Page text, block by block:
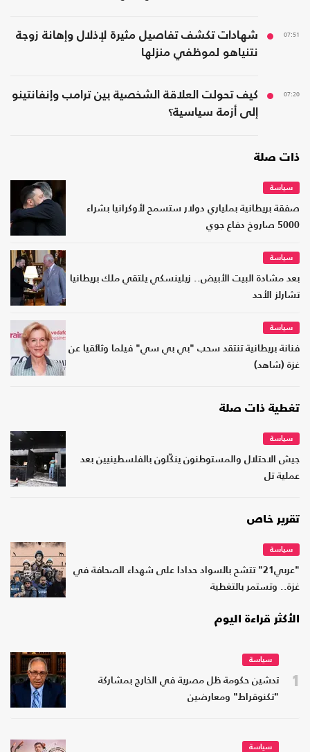
07:51
شهادات تكشف تفاصيل مثيرة لإذلال وإهانة زوجة
نتنياهو لموظفي منزلها
07:20
كيف تحولت العلاقة الشخصية بين ترامب وإنفانتينو
إلى أزمة سياسية؟
ذات صلة
سياسة
صفقة بريطانية بملياري دولار ستسمح لأوكرانيا بشراء
5000 صاروخ دفاع جوي
سياسة
بعد مشادة البيت الأبيض.. زيلينسكي يلتقي ملك بريطانيا
تشارلز الأحد
سياسة
فنانة بريطانية تنتقد سحب "بي بي سي" فيلما وثائقيا عن
غزة (شاهد)
تغطية ذات صلة
سياسة
جيش الاحتلال والمستوطنون ينكّلون بالفلسطينيين بعد
عملية تل
تقرير خاص
سياسة
"عربي21" تتشح بالسواد حدادا على شهداء الصحافة في
غزة.. وتستمر بالتغطية
الأكثر قراءة اليوم
1
سياسة
تدشين حكومة ظل مصرية في الخارج بمشاركة
"تكنوقراط" ومعارضين
سياسة